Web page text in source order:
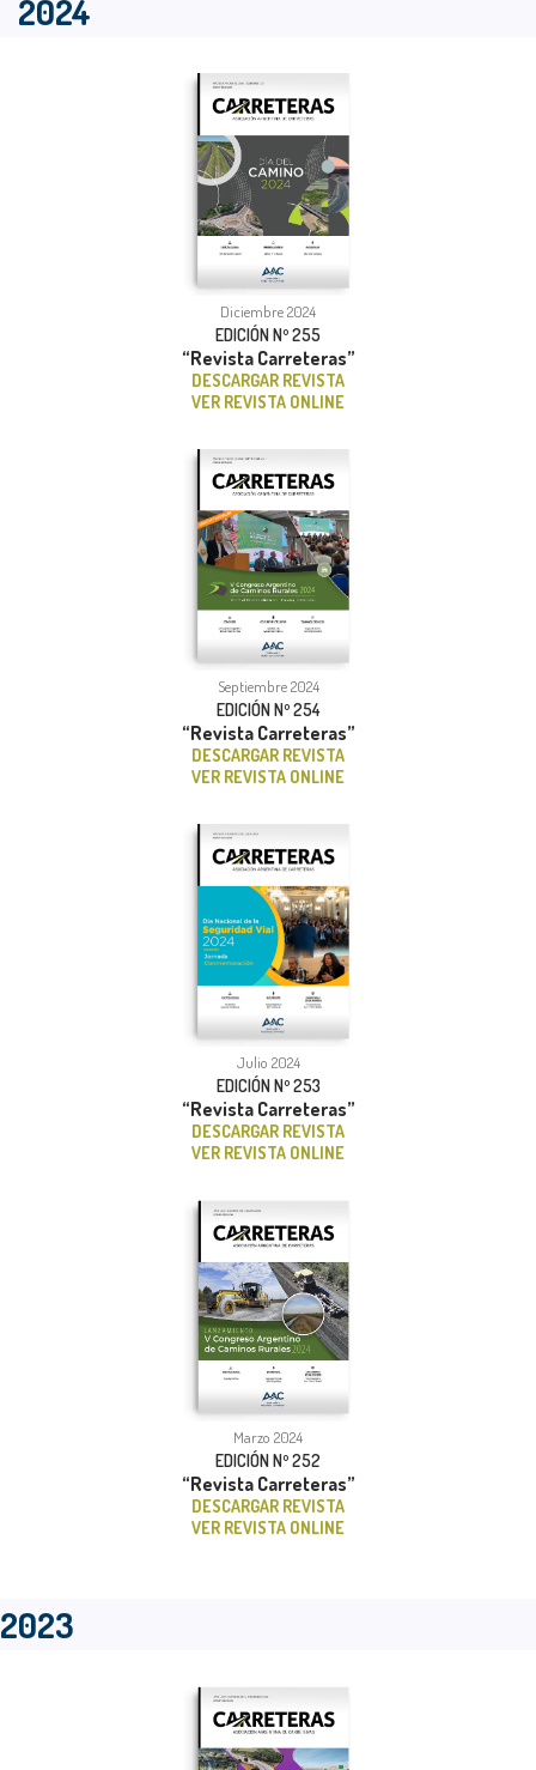
2024
Diciembre 2024
EDICIÓN Nº 255
“Revista Carreteras”
DESCARGAR REVISTA
VER REVISTA ONLINE
Septiembre 2024
EDICIÓN Nº 254
“Revista Carreteras”
DESCARGAR REVISTA
VER REVISTA ONLINE
Julio 2024
EDICIÓN Nº 253
“Revista Carreteras”
DESCARGAR REVISTA
VER REVISTA ONLINE
Marzo 2024
EDICIÓN Nº 252
“Revista Carreteras”
DESCARGAR REVISTA
VER REVISTA ONLINE
2023